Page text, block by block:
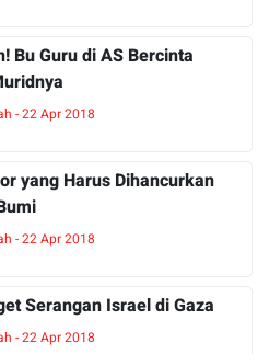
Bu Guru di AS Bercinta
- 22 Apr 2018
yang Harus Dihancurkan
- 22 Apr 2018
Serangan Israel di Gaza
- 22 Apr 2018